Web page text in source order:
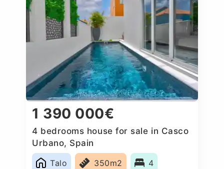
1 390 000€
4 bedrooms house for sale in Casco
Urbano, Spain
Talo
350m2 4